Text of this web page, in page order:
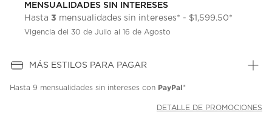
MENSUALIDADES SIN INTERESES
Hasta 3 mensualidades sin intereses* - $1,599.50*
Vigencia del 30 de Julio al 16 de Agosto
MÁS ESTILOS PARA PAGAR
Hasta 9 mensualidades sin intereses con PayPal*
DETALLE DE PROMOCIONES